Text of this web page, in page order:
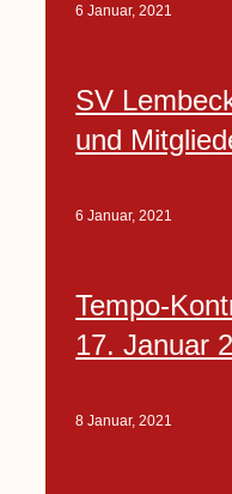
6 Januar, 2021
SV
und
6 Januar, 2021
Tempo-
17. Januar
8 Januar, 2021